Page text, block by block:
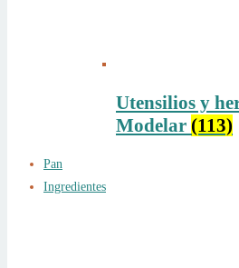
Utensilios y
Modelar (113)
Pan
Ingredientes